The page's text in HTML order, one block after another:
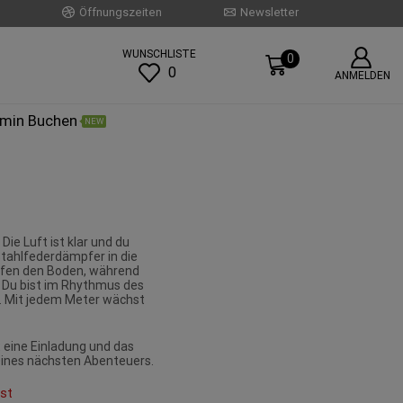
Öffnungszeiten Newsletter
WUNSCHLISTE
0
0
ANMELDEN
Buchen NEW
Luft ist klar und du
in die
den Boden, während
bist im Rhythmus des
Mit jedem Meter wächst
Einladung und das
nächsten Abenteuers.